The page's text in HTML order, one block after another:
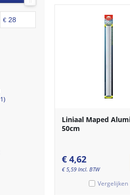
€
Liniaal Maped
50cm
€ 4,62
€ 5,59 Incl. BTW
Vergelijken